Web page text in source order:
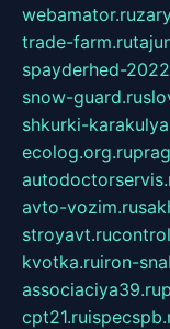
webamator.ru
trade-farm.ru
spayderhed-
snow-guard.ru
shkurki-
ecolog.org.ru
avto-vozim.ru
stroyavt.ru
kvotka.ruiron-
associaciya39.ru
cpt21.ru